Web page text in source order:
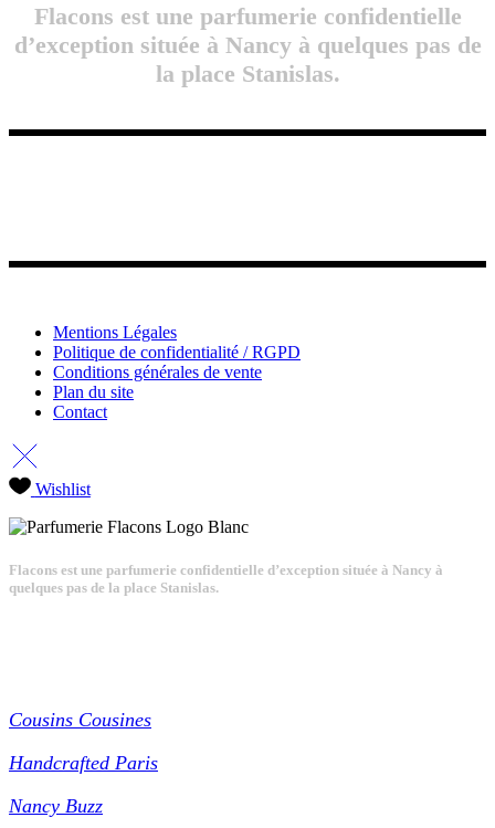
Flacons est une parfumerie confidentielle
d’exception située à Nancy à quelques pas de
la place Stanislas.
Mentions Légales
Politique de confidentialité / RGPD
Conditions générales de vente
Plan du site
Contact
Wishlist
Flacons est une parfumerie confidentielle d’exception située à Nancy à
quelques pas de la place Stanislas.
Cousins Cousines
Handcrafted Paris
Nancy Buzz